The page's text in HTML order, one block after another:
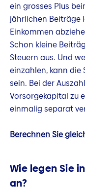
ein grosses Plus
jährlichen Beiträge
Einkommen
Schon kleine
Steuern aus. Und
einzahlen, kann die
sein. Bei der
Vorsorgekapital zu
einmalig separat
Berechnen Sie
Wie legen Sie
an?